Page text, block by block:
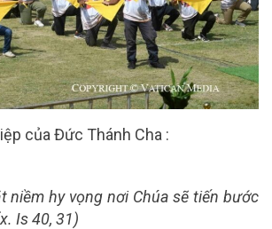
của Đức Thánh Cha :
niềm hy vọng nơi Chúa sẽ tiến bước
Is 40, 31)